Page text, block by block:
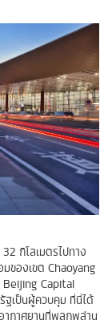
กิโลเมตรไปทาง
ของเขต Chaoyang
Beijing Capital
เป็นผู้ควบคุม ที่นี่ได้
ากาศยานที่พลุกพล่าน